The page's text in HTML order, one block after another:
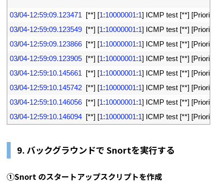
03/04-12:59:09.123471 [**] [1:10000001:1] ICMP test [**] [Priority
03/04-12:59:09.123549 [**] [1:10000001:1] ICMP test [**] [Priority
03/04-12:59:09.123866 [**] [1:10000001:1] ICMP test [**] [Priority
03/04-12:59:09.123905 [**] [1:10000001:1] ICMP test [**] [Priority
03/04-12:59:10.145661 [**] [1:10000001:1] ICMP test [**] [Priority
03/04-12:59:10.145742 [**] [1:10000001:1] ICMP test [**] [Priority
03/04-12:59:10.146056 [**] [1:10000001:1] ICMP test [**] [Priority
03/04-12:59:10.146094 [**] [1:10000001:1] ICMP test [**] [Priority
9. バックグラウンドで Snortを実行する
①Snort のスタートアップスクリプトを作成